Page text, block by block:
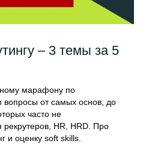
– 3 темы за 5
марафону по
вопросы от самых основ, до
часто не
HR, HRD. Про
и оценку soft skills.